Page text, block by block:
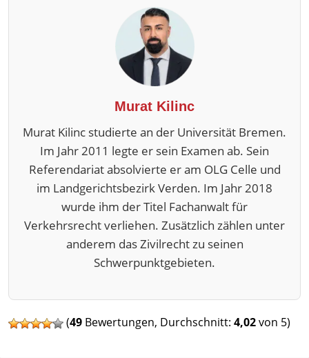
Murat Kilinc
Murat Kilinc studierte an der Universität Bremen.
Im Jahr 2011 legte er sein Examen ab. Sein
Referendariat absolvierte er am OLG Celle und
im Landgerichtsbezirk Verden. Im Jahr 2018
wurde ihm der Titel Fachanwalt für
Verkehrsrecht verliehen. Zusätzlich zählen unter
anderem das Zivilrecht zu seinen
Schwerpunktgebieten.
(49 Bewertungen, Durchschnitt: 4,02von 5)